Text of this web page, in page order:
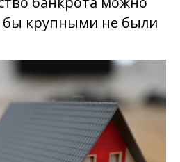
бы крупными не были